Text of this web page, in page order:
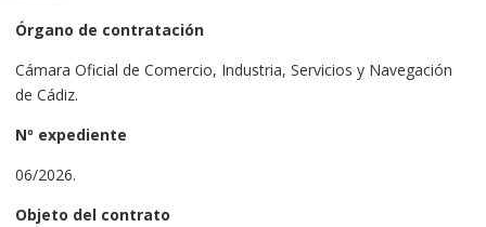
Órgano de contratación
Cámara Oficial de Comercio, Industria, Servicios y Navegación
de Cádiz.
Nº expediente
06/2026.
Objeto del contrato